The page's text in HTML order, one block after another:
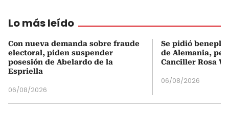
Lo más leído
Con nueva demanda sobre fraude
electoral, piden suspender
posesión de Abelardo de la
Espriella
06/08/2026
Se pidió
de Alemania,
Canciller Rosa
06/08/2026